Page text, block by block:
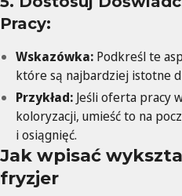
Pracy:
Wskazówka: Podkreśl te
które są najbardziej istotne
Przykład: Jeśli oferta pracy
koloryzacji, umieść to na
i osiągnięć.
Jak wpisać
fryzjer